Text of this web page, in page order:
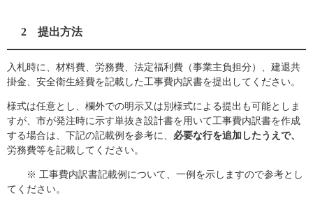
2 提出方法
​入札時に、材料費、労務費、法定福利費（事業主負担分）、建退共
掛金、安全衛生経費を記載した工事費内訳書を提出してください。
様式は任意とし、欄外での明示又は別様式による提出も可能としま
すが、市が発注時に示す単抜き設計書を用いて工事費内訳書を作成
する場合は、下記の記載例を参考に、 必要な行を追加したうえで、
労務費等を記載してください。
※ 工事費内訳書記載例について、一例を示しますので参考とし
てください。